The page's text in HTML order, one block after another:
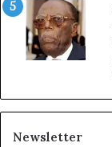
Newsletter